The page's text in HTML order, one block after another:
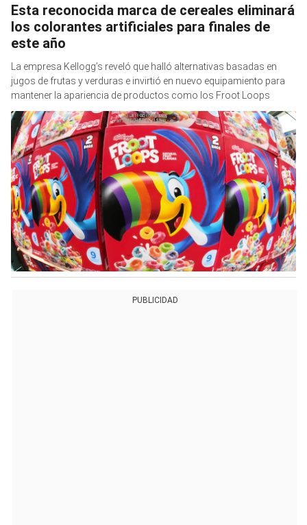
Esta reconocida marca de cereales eliminará
los colorantes artificiales para finales de
este año
La empresa Kellogg’s reveló que halló alternativas basadas en
jugos de frutas y verduras e invirtió en nuevo equipamiento para
mantener la apariencia de productos como los Froot Loops
PUBLICIDAD